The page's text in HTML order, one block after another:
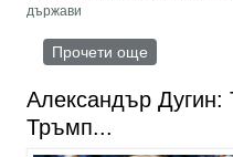
държави
Прочети още
Александър Дугин:
Тръмп...